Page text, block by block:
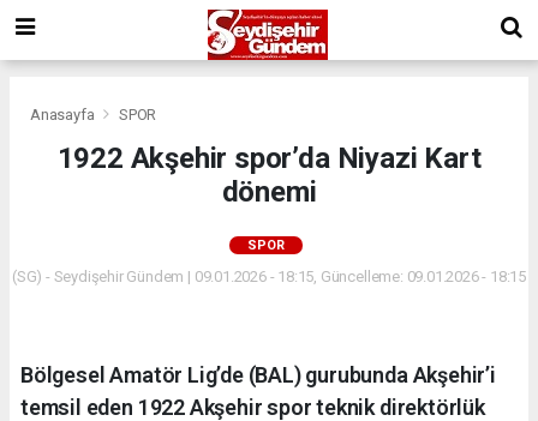
Anasayfa SPOR
1922 Akşehir spor’da Niyazi Kart
dönemi
SPOR
(SG) - Seydişehir Gündem | 09.01.2026 - 18:15, Güncelleme: 09.01.2026 - 18:15
Bölgesel Amatör Lig’de (BAL) gurubunda Akşehir’i
temsil eden 1922 Akşehir spor teknik direktörlük